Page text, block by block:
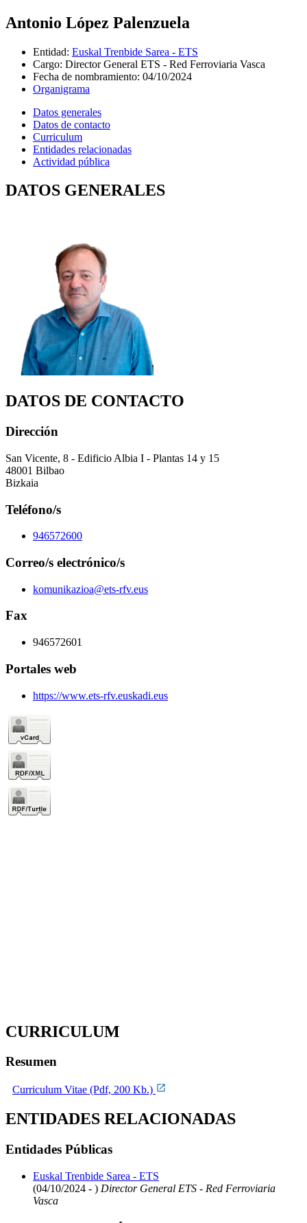
Antonio López Palenzuela
Entidad: Euskal Trenbide Sarea - ETS
Cargo: Director General ETS - Red Ferroviaria Vasca
Fecha de nombramiento: 04/10/2024
Organigrama
Datos generales
Datos de contacto
Curriculum
Entidades relacionadas
Actividad pública
DATOS GENERALES
DATOS DE CONTACTO
Dirección
San Vicente, 8 - Edificio Albia I - Plantas 14 y 15
48001 Bilbao
Bizkaia
Teléfono/s
946572600
Correo/s electrónico/s
komunikazioa@ets-rfv.eus
Fax
946572601
Portales web
https://www.ets-rfv.euskadi.eus
CURRICULUM
Resumen
Curriculum Vitae (Pdf, 200 Kb.)
ENTIDADES RELACIONADAS
Entidades Públicas
Euskal Trenbide Sarea - ETS
(04/10/2024 - ) Director General ETS - Red Ferroviaria
Vasca